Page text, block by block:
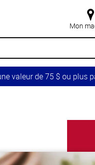
Mon
valeur de 75 $ ou plus